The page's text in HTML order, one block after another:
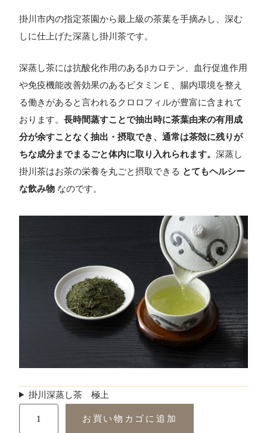
掛川市内の指定茶園から最上級の茶葉を手摘みし、深む
しに仕上げた深蒸し掛川茶です。
深蒸し茶には抗酸化作用のあるβカロテン、血行促進作用
や免疫機能改善効果のあるビタミンＥ、腸内環境を整え
る働きがあると言われるクロロフィルが豊富に含まれて
おります。 長時間蒸すことで抽出時に茶葉由来の有用成
分が余すことなく抽出・摂取でき、通常は茶殻に残りが
ちな成分までまるごと体内に取り入れられます。 深蒸し
掛川茶はお茶の栄養を丸ごと摂取できる とてもヘルシー
な飲み物 なのです。
掛川深蒸し茶 極上
お買い物カゴに追加